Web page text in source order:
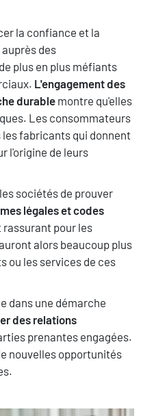
la confiance et la
des
plus en plus méfiants
L'engagement des
durable montre qu'elles
Les consommateurs
fabricants qui donnent
l'origine de leurs
sociétés de prouver
légales et codes
rassurant pour les
alors beaucoup plus
ou les services de ces
dans une démarche
des relations
prenantes engagées.
nouvelles opportunités